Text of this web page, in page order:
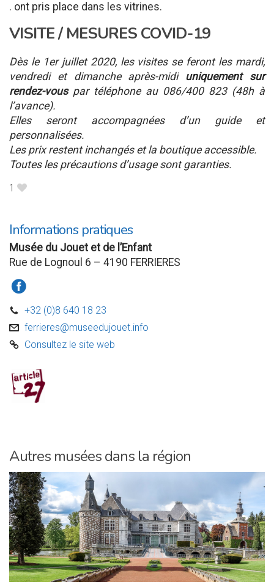
. ont pris place dans les vitrines.
VISITE / MESURES COVID-19
Dès le 1er juillet 2020, les visites se feront les mardi,
vendredi et dimanche après-midi uniquement sur
rendez-vouspar téléphone au 086/400 823 (48h à
l’avance).
Elles seront accompagnées d’un guide et
personnalisées.
Les prix restent inchangés et la boutique accessible.
Toutes les précautions d’usage sont garanties.
1 B
Informations pratiques
Musée du Jouet et de l’Enfant
Rue de Lognoul 6 – 4190 FERRIERES
a
D +32 (0)8 640 18 23
v ferrieres@museedujouet.info
C Consultez le site web
Autres musées dans la région